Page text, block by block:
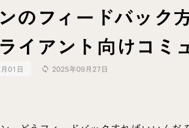
のフィードバック
イアント向けコミ
01日 sync 2025年09月27日